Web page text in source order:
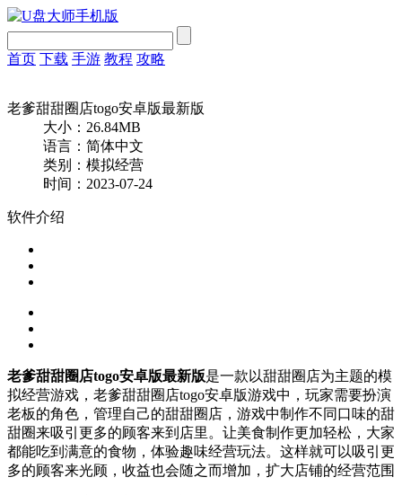
首页 下载 手游 教程 攻略
老爹甜甜圈店togo安卓版最新版
大小：26.84MB
语言：简体中文
类别：模拟经营
时间：2023-07-24
软件介绍
老爹甜甜圈店togo安卓版最新版是一款以甜甜圈店为主题的模
拟经营游戏，老爹甜甜圈店togo安卓版游戏中，玩家需要扮演
老板的角色，管理自己的甜甜圈店，游戏中制作不同口味的甜
甜圈来吸引更多的顾客来到店里。让美食制作更加轻松，大家
都能吃到满意的食物，体验趣味经营玩法。这样就可以吸引更
多的顾客来光顾，收益也会随之而增加，扩大店铺的经营范围